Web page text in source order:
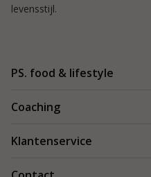
levensstijl.
PS. food & lifestyle
Re-boost pakket
Coaching
Klantenservice